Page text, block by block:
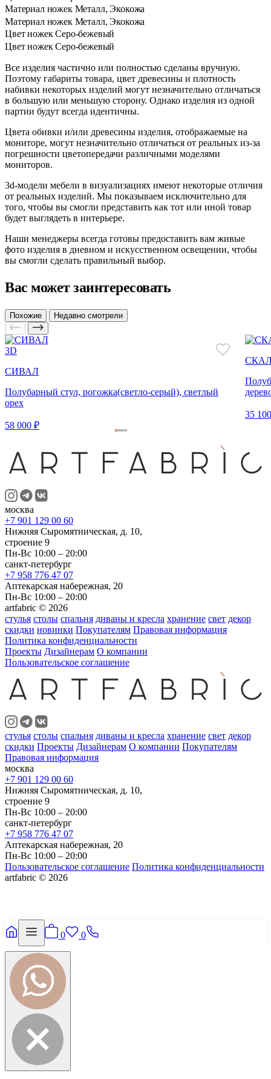
Материал ножек Металл, Экокожа
Материал ножек Металл, Экокожа
Цвет ножек Серо-бежевый
Цвет ножек Серо-бежевый
Все изделия частично или полностью сделаны вручную.
Поэтому габариты товара, цвет древесины и плотность
набивки некоторых изделий могут незначительно отличаться
в большую или меньшую сторону. Однако изделия из одной
партии будут всегда идентичны.
Цвета обивки и/или древесины изделия, отображаемые на
мониторе, могут незначительно отличаться от реальных из-за
погрешности цветопередачи различными моделями
мониторов.
3d-модели мебели в визуализациях имеют некоторые отличия
от реальных изделий. Мы показываем исключительно для
того, чтобы вы смогли представить как тот или иной товар
будет выглядеть в интерьере.
Наши менеджеры всегда готовы предоставить вам живые
фото изделия в дневном и искусственном освещении, чтобы
вы смогли сделать правильный выбор.
Вас может заинтересовать
Похожие Недавно смотрели
3D
СИВАЛ
Полубарный стул, рогожка(светло-серый), светлый
орех
58 000 ₽
35
москва
+7 901 129 00 60
Нижняя Сыромятническая, д. 10,
строение 9
Пн-Вс 10:00 – 20:00
санкт-петербург
+7 958 776 47 07
Аптекарская набережная, 20
Пн-Вс 10:00 – 20:00
artfabric © 2026
стулья столы спальня диваны и кресла хранение свет декор
скидки новинки Покупателям Правовая информация
Политика конфиденциальности
Проекты Дизайнерам О компании
Пользовательское соглашение
стулья столы спальня диваны и кресла хранение свет декор
скидки Проекты Дизайнерам О компании Покупателям
Правовая информация
москва
+7 901 129 00 60
Нижняя Сыромятническая, д. 10,
строение 9
Пн-Вс 10:00 – 20:00
санкт-петербург
+7 958 776 47 07
Аптекарская набережная, 20
Пн-Вс 10:00 – 20:00
Пользовательское соглашение Политика конфиденциальности
artfabric © 2026
0 0